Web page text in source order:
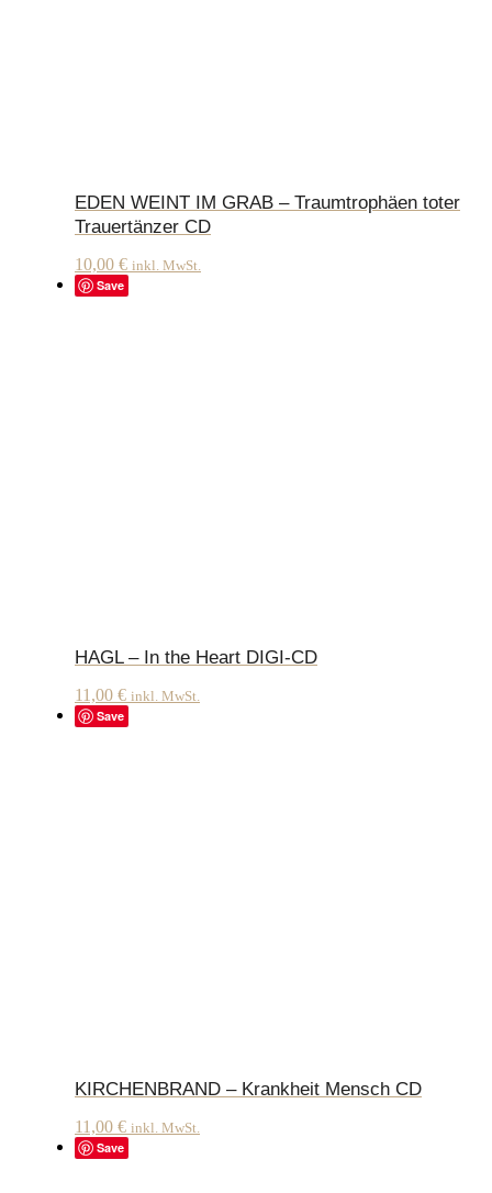
EDEN WEINT IM GRAB – Traumtrophäen toter
Trauertänzer CD
10,00 € inkl. MwSt.
Save
HAGL – In the Heart DIGI-CD
11,00 € inkl. MwSt.
Save
KIRCHENBRAND – Krankheit Mensch CD
11,00 € inkl. MwSt.
Save